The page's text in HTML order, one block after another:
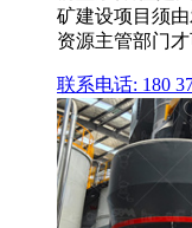
矿建设项目须
资源主管部门才
联系电话: 180